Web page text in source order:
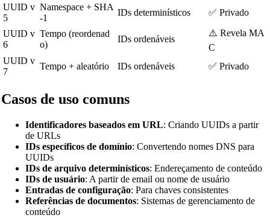
UUID v
5
Namespace + SHA
-1
IDs determinísticos ✅ Privado
UUID v
6
Tempo (reordenad
o)
IDs ordenáveis
⚠️ Revela MA
C
UUID v
7
Tempo + aleatório IDs ordenáveis ✅ Privado
Casos de uso comuns
Identificadores baseados em URL: Criando UUIDs a partir
de URLs
IDs específicos de domínio: Convertendo nomes DNS para
UUIDs
IDs de arquivo determinísticos: Endereçamento de conteúdo
IDs de usuário: A partir de email ou nome de usuário
Entradas de configuração: Para chaves consistentes
Referências de documentos: Sistemas de gerenciamento de
conteúdo